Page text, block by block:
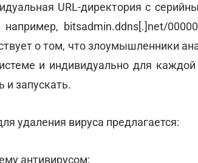
URL-директория с
например, bitsadmin.ddns[.]net/
о том, что злоумышленники
и индивидуально для
и запускать.
удаления вируса предлагается:
антивирусом;